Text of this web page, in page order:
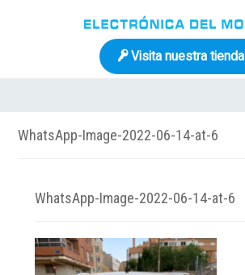
Visita nuestra tienda
WhatsApp-Image-2022-06-14-at-6
WhatsApp-Image-2022-06-14-at-6